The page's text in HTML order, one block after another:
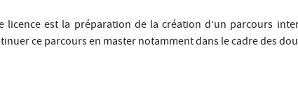
licence est la préparation de la création d’un parcours
ce parcours en master notamment dans le cadre des